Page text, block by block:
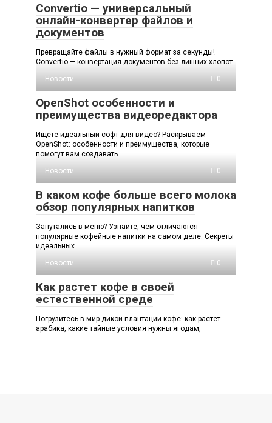
Convertio — универсальный
онлайн-конвертер файлов и
документов
Превращайте файлы в нужный формат за секунды!
Convertio — конвертация документов без лишних хлопот.
Новости
0
OpenShot особенности и
преимущества видеоредактора
Ищете идеальный софт для видео? Раскрываем
OpenShot: особенности и преимущества, которые
помогут вам создавать
Новости
0
В каком кофе больше всего молока
обзор популярных напитков
Запутались в меню? Узнайте, чем отличаются
популярные кофейные напитки на самом деле. Секреты
идеальных
Новости
0
Как растет кофе в своей
естественной среде
Погрузитесь в мир дикой плантации кофе: как растёт
арабика, какие тайные условия нужны ягодам,